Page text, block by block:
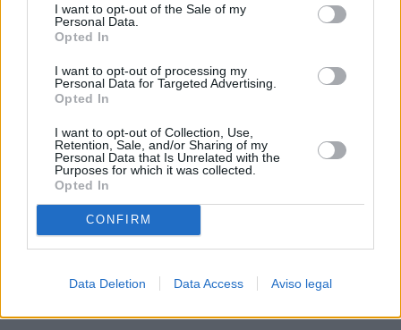
cualquier momento entrando de nuevo en este sitio web o
visitando nuestra política de privacidad.
I want to opt-out of the Sale of my
Personal Data.
Opted In
I want to opt-out of processing my
Personal Data for Targeted Advertising.
Opted In
I want to opt-out of Collection, Use,
Retention, Sale, and/or Sharing of my
Personal Data that Is Unrelated with the
Purposes for which it was collected.
Opted In
CONFIRM
Data Deletion Data Access Aviso legal